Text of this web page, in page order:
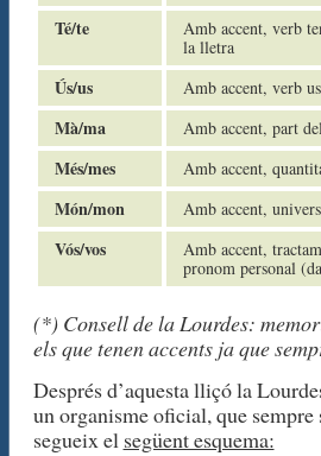
Té/te
Amb accent, verb
la lletra
Ús/us Amb accent, verb
Mà/ma Amb accent, part
Més/mes Amb accent,
Món/mon Amb accent,
Vós/vos
Amb accent,
pronom personal
(*) Consell de la Lourdes:
els que tenen accents ja que
Després d’aquesta lliçó la
un organisme oficial, que sempre
segueix el següent esquema: